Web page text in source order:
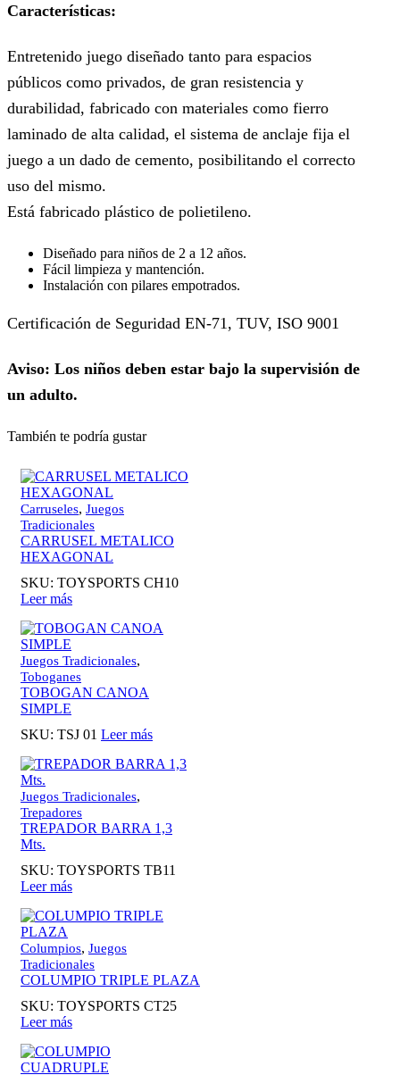
Características:
Entretenido juego diseñado tanto para espacios
públicos como privados, de gran resistencia y
durabilidad, fabricado con materiales como fierro
laminado de alta calidad, el sistema de anclaje fija el
juego a un dado de cemento, posibilitando el correcto
uso del mismo.
Está fabricado plástico de polietileno.
Diseñado para niños de 2 a 12 años.
Fácil limpieza y mantención.
Instalación con pilares empotrados.
Certificación de Seguridad EN-71, TUV, ISO 9001
Aviso: Los niños deben estar bajo la supervisión de
un adulto.
También te podría gustar
Carruseles, Juegos
Tradicionales
CARRUSEL METALICO
HEXAGONAL
SKU: TOYSPORTS CH10
Leer más
Juegos Tradicionales,
Toboganes
TOBOGAN CANOA
SIMPLE
SKU: TSJ 01 Leer más
Juegos Tradicionales,
Trepadores
TREPADOR BARRA 1,3
Mts.
SKU: TOYSPORTS TB11
Leer más
Columpios, Juegos
Tradicionales
COLUMPIO TRIPLE PLAZA
SKU: TOYSPORTS CT25
Leer más